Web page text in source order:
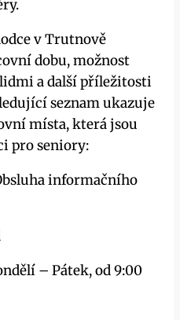
v Trutnově
dobu, možnost
a další příležitosti
seznam ukazuje
místa, která jsou
pro seniory:
informačního
– Pátek, od 9:00